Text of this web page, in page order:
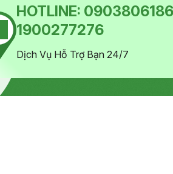
HOTLINE:
1900277276
Dịch Vụ Hỗ Trợ Bạn 24/7